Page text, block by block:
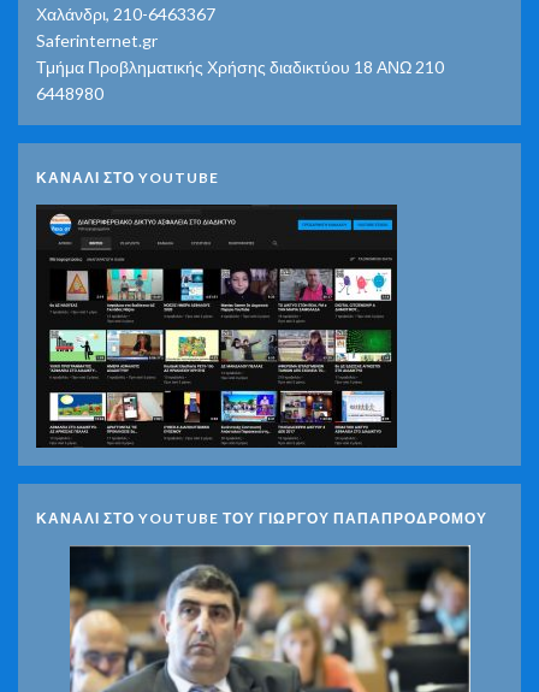
Χαλάνδρι, 210-6463367
Saferinternet.gr
Τμήμα Προβληματικής Χρήσης διαδικτύου 18 ΑΝΩ 210
6448980
ΚΑΝΑΛΙ ΣΤΟ YOUTUBE
ΚΑΝΑΛΙ ΣΤΟ YOUTUBE ΤΟΥ ΓΙΩΡΓΟΥ ΠΑΠΑΠΡΟΔΡΟΜΟΥ